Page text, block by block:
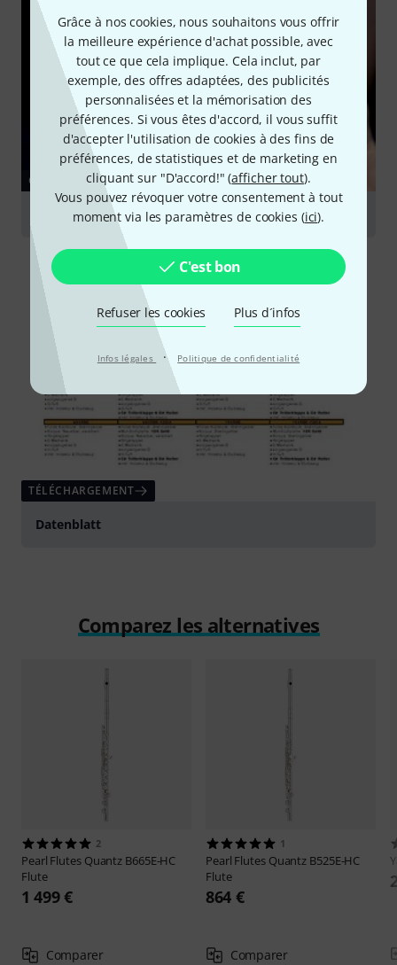
Grâce à nos cookies, nous souhaitons vous offrir
la meilleure expérience d'achat possible, avec
tout ce que cela implique. Cela inclut, par
exemple, des offres adaptées, des publicités
personnalisées et la mémorisation des
préférences. Si vous êtes d'accord, il vous suffit
d'accepter l'utilisation de cookies à des fins de
préférences, de statistiques et de marketing en
cliquant sur "D'accord!" (afficher tout).
Vous pouvez révoquer votre consentement à tout
moment via les paramètres de cookies (ici).
C'est bon
Refuser les cookies Plus d´infos
Infos légales · Politique de confidentialité
GUIDES
Flûtes traversières
TÉLÉCHARGEMENT
Datenblatt
Comparez les alternatives
2
Pearl Flutes Quantz B665E-HC
Flute
1 499 €
Comparer
1
Pearl Flutes Quantz B525E-HC
Flute
864 €
Comparer